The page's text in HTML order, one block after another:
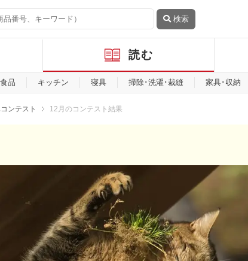
検索
読む
食品 キッチン 寝具 掃除･洗濯･裁縫 家具･収納
ンテスト 12月のコンテスト結果